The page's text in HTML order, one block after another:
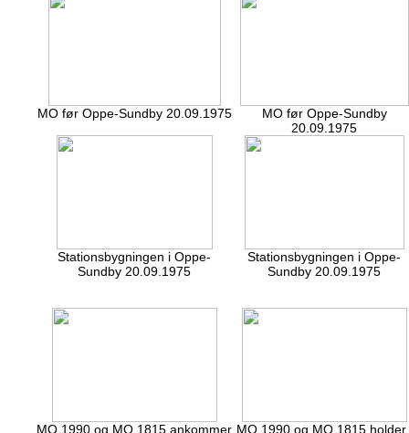
MO før Oppe-Sundby 20.09.1975
MO før Oppe-Sundby
20.09.1975
Stationsbygningen i Oppe-
Sundby 20.09.1975
Stationsbygningen i Oppe-
Sundby 20.09.1975
MO 1990 og MO 1815 ankommer MO 1990 og MO 1815 holder